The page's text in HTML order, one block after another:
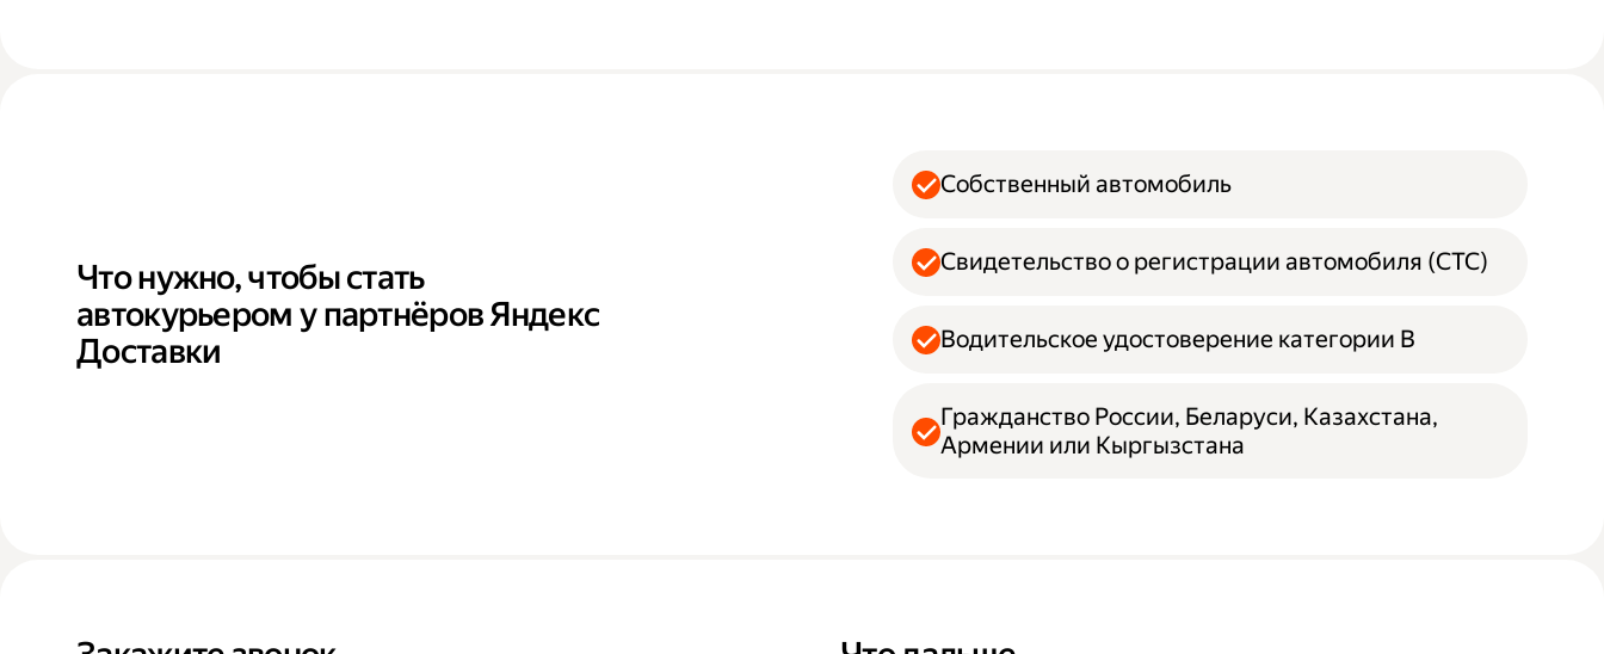
Что нужно, чтобы стать
автокурьером у партнёров Яндекс
Доставки
Собственный автомобиль
Свидетельство о регистрации автомобиля (СТС)
Водительское удостоверение категории B
Гражданство России, Беларуси, Казахстана,
Армении или Кыргызстана